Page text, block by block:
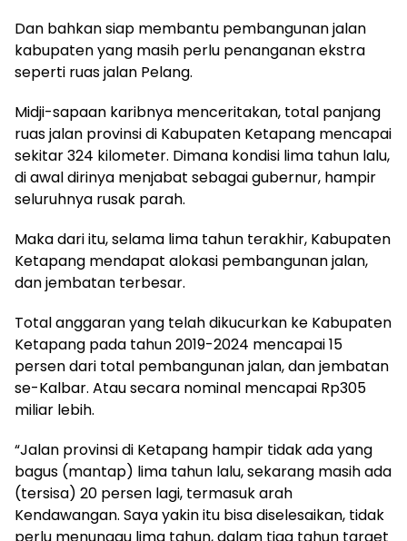
Dan bahkan siap membantu pembangunan jalan
kabupaten yang masih perlu penanganan ekstra
seperti ruas jalan Pelang.
Midji-sapaan karibnya menceritakan, total panjang
ruas jalan provinsi di Kabupaten Ketapang mencapai
sekitar 324 kilometer. Dimana kondisi lima tahun lalu,
di awal dirinya menjabat sebagai gubernur, hampir
seluruhnya rusak parah.
Maka dari itu, selama lima tahun terakhir, Kabupaten
Ketapang mendapat alokasi pembangunan jalan,
dan jembatan terbesar.
Total anggaran yang telah dikucurkan ke Kabupaten
Ketapang pada tahun 2019-2024 mencapai 15
persen dari total pembangunan jalan, dan jembatan
se-Kalbar. Atau secara nominal mencapai Rp305
miliar lebih.
“Jalan provinsi di Ketapang hampir tidak ada yang
bagus (mantap) lima tahun lalu, sekarang masih ada
(tersisa) 20 persen lagi, termasuk arah
Kendawangan. Saya yakin itu bisa diselesaikan, tidak
perlu menunggu lima tahun, dalam tiga tahun target